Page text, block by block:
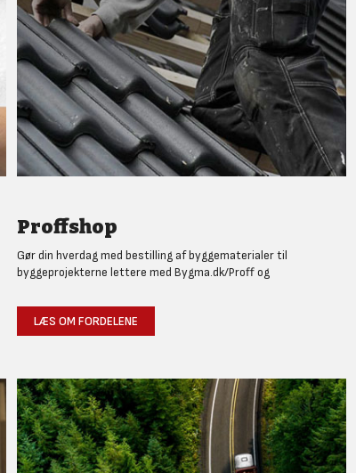
Proffshop
Gør din hverdag med bestilling af byggematerialer til
byggeprojekterne lettere med Bygma.dk/Proff og
LÆS OM FORDELENE